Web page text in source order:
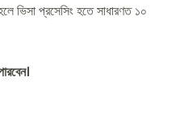
ভিসা প্রসেসিং হতে সাধারণত ১০